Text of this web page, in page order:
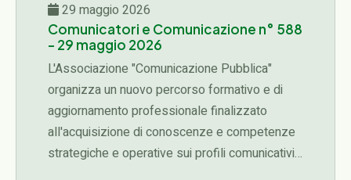
29 maggio 2026
Comunicatori e Comunicazione n° 588
- 29 maggio 2026
L'Associazione "Comunicazione Pubblica"
organizza un nuovo percorso formativo e di
aggiornamento professionale finalizzato
all'acquisizione di conoscenze e competenze
strategiche e operative sui profili comunicativi,